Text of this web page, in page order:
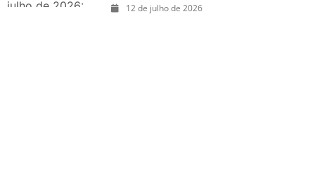
julho de 2026:
12 de julho de 2026